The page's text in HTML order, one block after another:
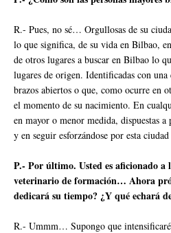
R.- Pues, no sé… Orgullosas de su
lo que significa, de su vida en Bilbao,
de otros lugares a buscar en Bilbao lo
lugares de origen. Identificadas con
brazos abiertos o que, como ocurre en
el momento de su nacimiento. En
en mayor o menor medida, dispuestas
y en seguir esforzándose por esta
P.- Por último. Usted es aficionado
veterinario de formación… Ahora
dedicará su tiempo? ¿Y qué echará
R.- Ummm… Supongo que